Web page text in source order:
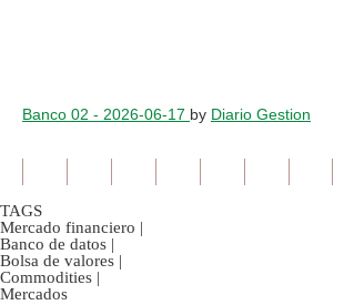
Banco 02 - 2026-06-17 by Diario Gestion
TAGS
Mercado financiero |
Banco de datos |
Bolsa de valores |
Commodities |
Mercados